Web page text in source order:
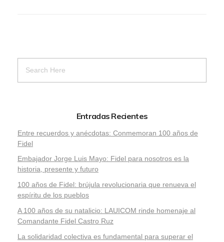
Entradas Recientes
Entre recuerdos y anécdotas: Conmemoran 100 años de
Fidel
Embajador Jorge Luis Mayo: Fidel para nosotros es la
historia, presente y futuro
100 años de Fidel: brújula revolucionaria que renueva el
espíritu de los pueblos
A 100 años de su natalicio: LAUICOM rinde homenaje al
Comandante Fidel Castro Ruz
La solidaridad colectiva es fundamental para superar el